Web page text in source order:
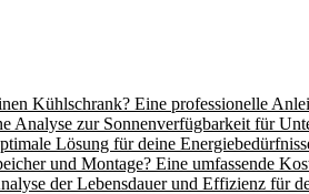
Kühlschrank? Eine professionelle
Analyse zur Sonnenverfügbarkeit für
Lösung für deine
und Montage? Eine umfassende
der Lebensdauer und Effizienz für